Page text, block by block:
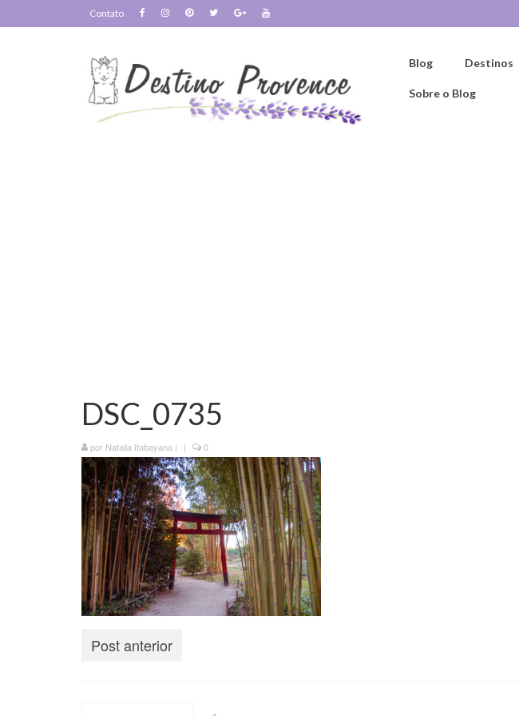
Contato
Blog Destinos
Sobre o Blog
DSC_0735
por Natalia Itabayana | | 0
Post anterior